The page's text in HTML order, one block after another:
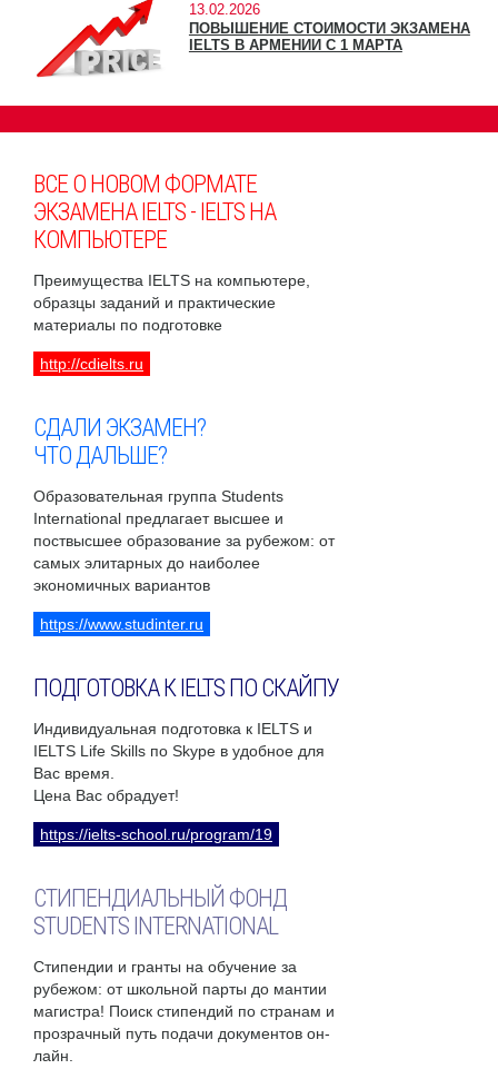
13.02.2026
ПОВЫШЕНИЕ СТОИМОСТИ ЭКЗАМЕНА
IELTS В АРМЕНИИ С 1 МАРТА
ВСЕ О НОВОМ ФОРМАТЕ
ЭКЗАМЕНА IELTS - IELTS НА
КОМПЬЮТЕРЕ
Преимущества IELTS на компьютере,
образцы заданий и практические
материалы по подготовке
http://cdielts.ru
СДАЛИ ЭКЗАМЕН?
ЧТО ДАЛЬШЕ?
Образовательная группа Students
International предлагает высшее и
поствысшее образование за рубежом: от
самых элитарных до наиболее
экономичных вариантов
https://www.studinter.ru
ПОДГОТОВКА К IELTS ПО СКАЙПУ
Индивидуальная подготовка к IELTS и
IELTS Life Skills по Skype в удобное для
Вас время.
Цена Вас обрадует!
https://ielts-school.ru/program/19
СТИПЕНДИАЛЬНЫЙ ФОНД
STUDENTS INTERNATIONAL
Стипендии и гранты на обучение за
рубежом: от школьной парты до мантии
магистра! Поиск стипендий по странам и
прозрачный путь подачи документов он-
лайн.